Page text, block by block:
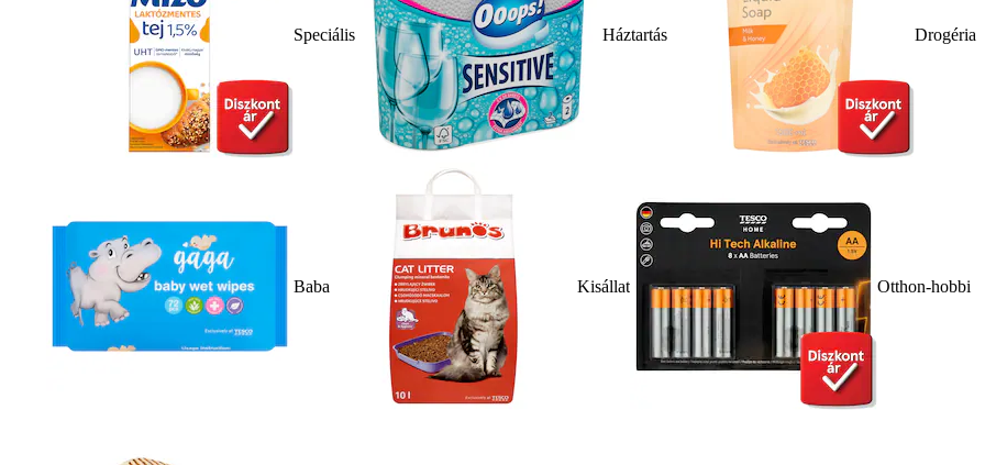
Speciális Háztartás Drogéria
Baba Kisállat Otthon-hobbi